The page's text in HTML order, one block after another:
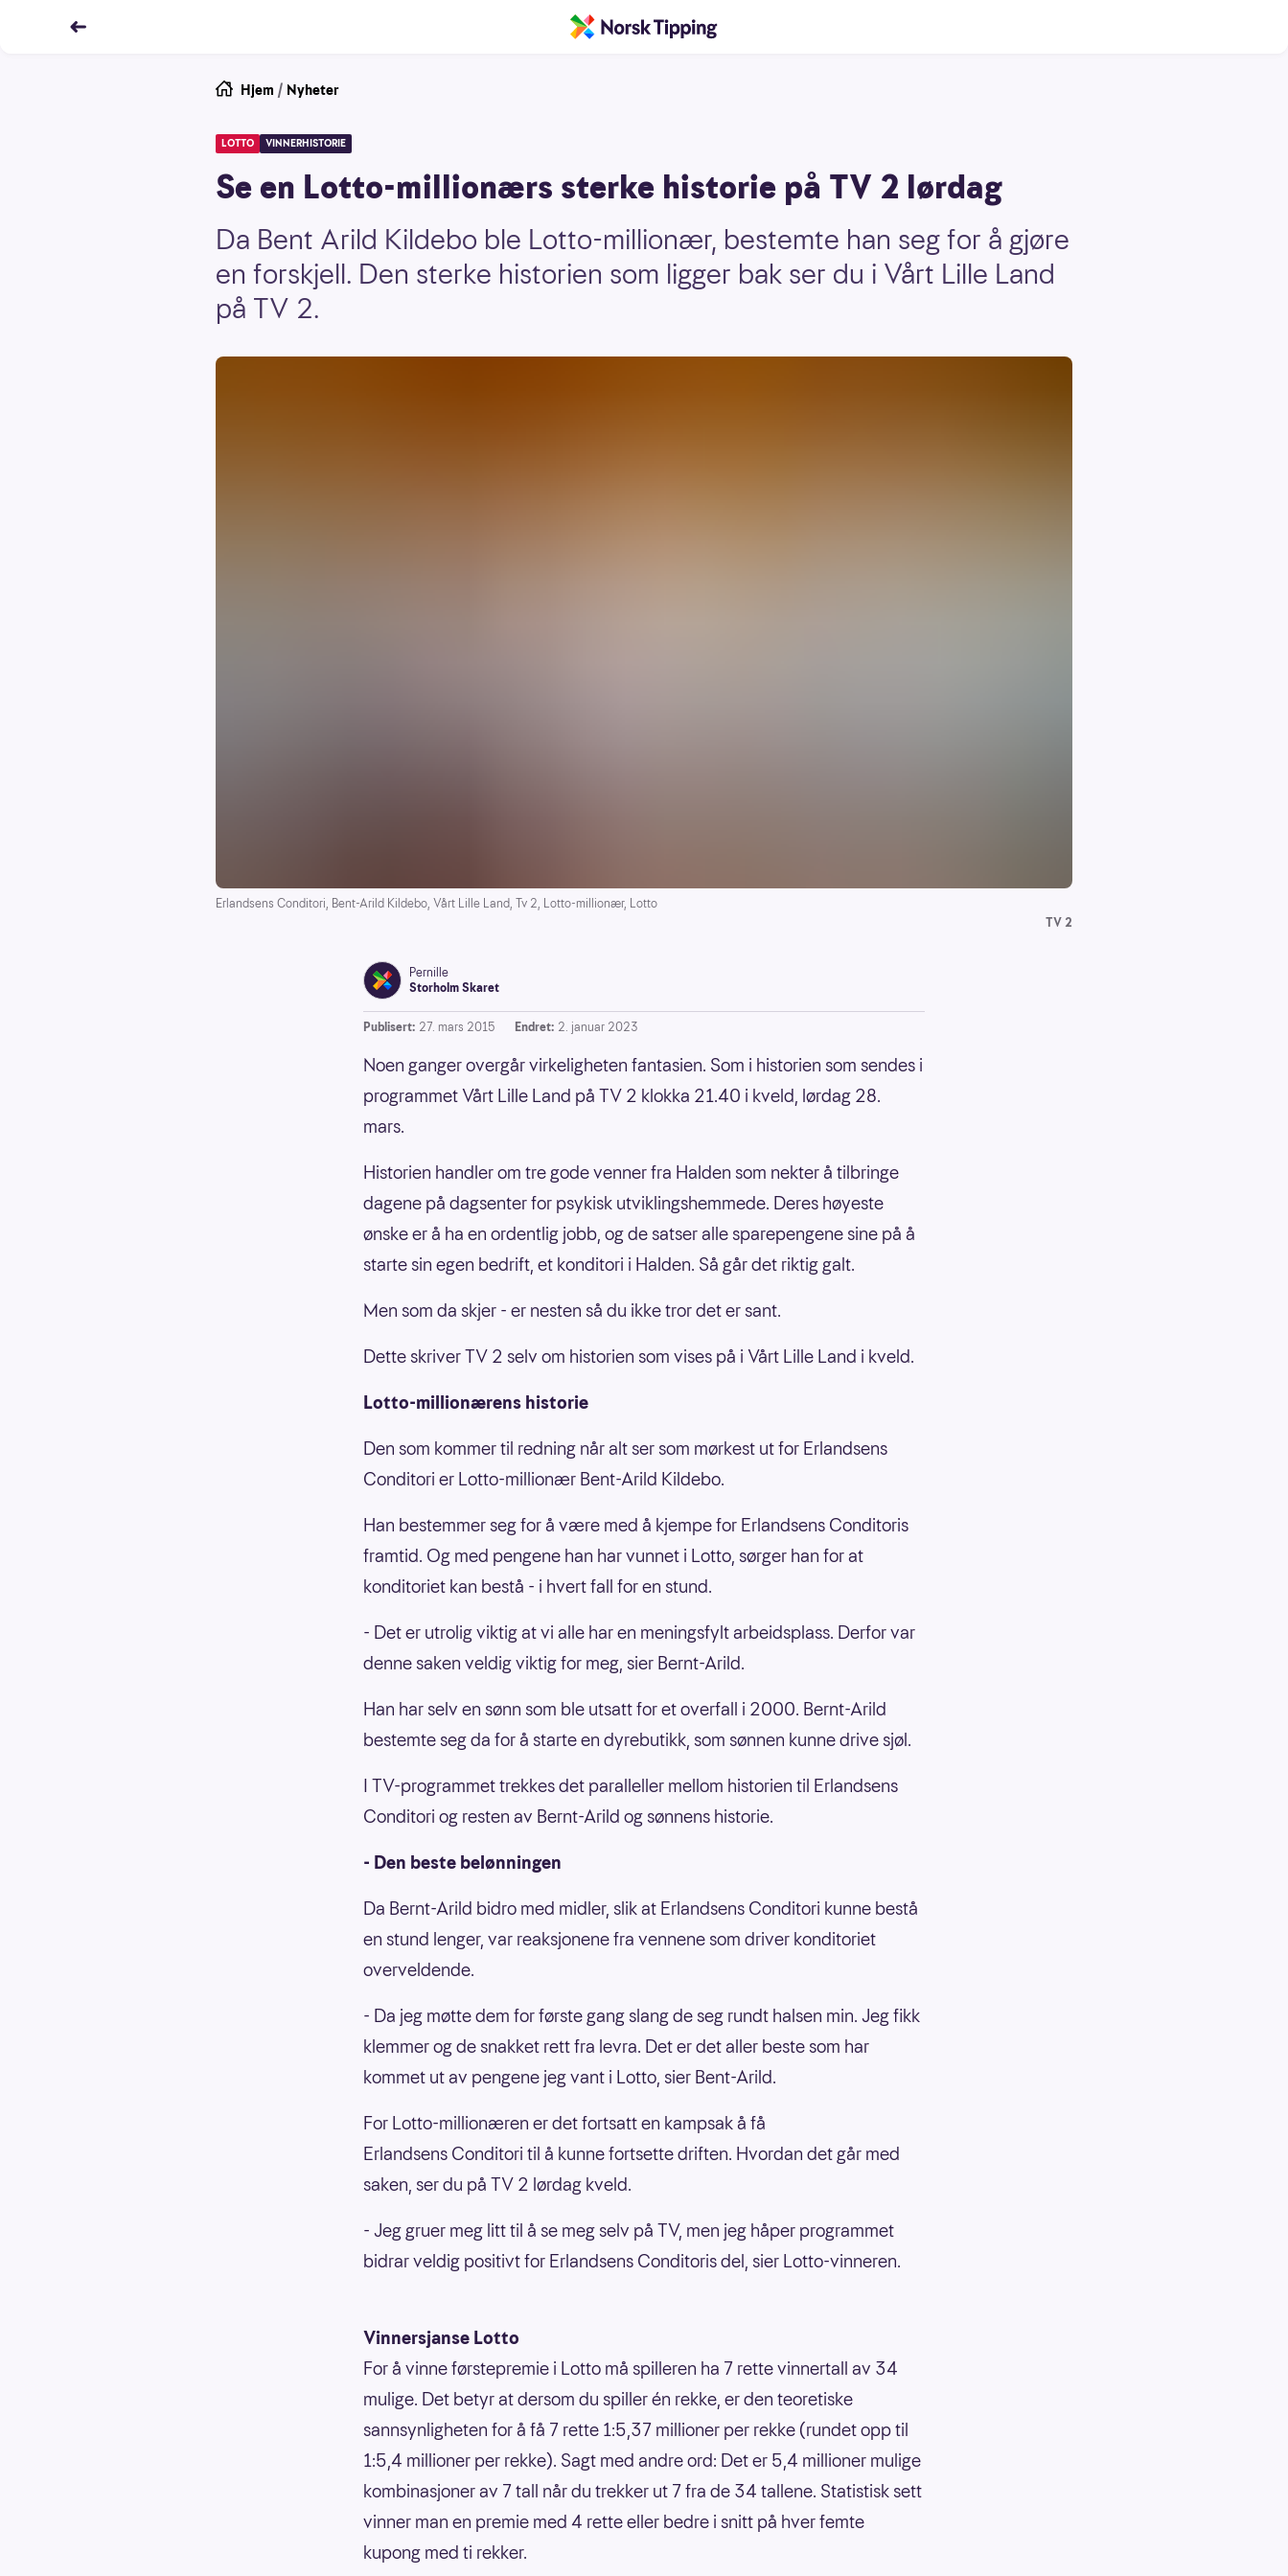
Hjem / Nyheter
LOTTO VINNERHISTORIE
Se en Lotto-millionærs sterke historie på TV 2 lørdag
Da Bent Arild Kildebo ble Lotto-millionær, bestemte han seg for å gjøre
en forskjell. Den sterke historien som ligger bak ser du i Vårt Lille Land
på TV 2.
Erlandsens Conditori, Bent-Arild Kildebo, Vårt Lille Land, Tv 2, Lotto-millionær, Lotto
TV 2
Pernille
Storholm Skaret
Publisert: 27. mars 2015 Endret: 2. januar 2023
Noen ganger overgår virkeligheten fantasien. Som i historien som sendes i
programmet Vårt Lille Land på TV 2 klokka 21.40 i kveld, lørdag 28.
mars.
Historien handler om tre gode venner fra Halden som nekter å tilbringe
dagene på dagsenter for psykisk utviklingshemmede. Deres høyeste
ønske er å ha en ordentlig jobb, og de satser alle sparepengene sine på å
starte sin egen bedrift, et konditori i Halden. Så går det riktig galt.
Men som da skjer - er nesten så du ikke tror det er sant.
Dette skriver TV 2 selv om historien som vises på i Vårt Lille Land i kveld.
Lotto-millionærens historie
Den som kommer til redning når alt ser som mørkest ut for Erlandsens
Conditori er Lotto-millionær Bent-Arild Kildebo.
Han bestemmer seg for å være med å kjempe for Erlandsens Conditoris
framtid. Og med pengene han har vunnet i Lotto, sørger han for at
konditoriet kan bestå - i hvert fall for en stund.
- Det er utrolig viktig at vi alle har en meningsfylt arbeidsplass. Derfor var
denne saken veldig viktig for meg, sier Bernt-Arild.
Han har selv en sønn som ble utsatt for et overfall i 2000. Bernt-Arild
bestemte seg da for å starte en dyrebutikk, som sønnen kunne drive sjøl.
I TV-programmet trekkes det paralleller mellom historien til Erlandsens
Conditori og resten av Bernt-Arild og sønnens historie.
- Den beste belønningen
Da Bernt-Arild bidro med midler, slik at Erlandsens Conditori kunne bestå
en stund lenger, var reaksjonene fra vennene som driver konditoriet
overveldende.
- Da jeg møtte dem for første gang slang de seg rundt halsen min. Jeg fikk
klemmer og de snakket rett fra levra. Det er det aller beste som har
kommet ut av pengene jeg vant i Lotto, sier Bent-Arild.
For Lotto-millionæren er det fortsatt en kampsak å få
Erlandsens Conditori til å kunne fortsette driften. Hvordan det går med
saken, ser du på TV 2 lørdag kveld.
- Jeg gruer meg litt til å se meg selv på TV, men jeg håper programmet
bidrar veldig positivt for Erlandsens Conditoris del, sier Lotto-vinneren.
Vinnersjanse Lotto
For å vinne førstepremie i Lotto må spilleren ha 7 rette vinnertall av 34
mulige. Det betyr at dersom du spiller én rekke, er den teoretiske
sannsynligheten for å få 7 rette 1:5,37 millioner per rekke (rundet opp til
1:5,4 millioner per rekke). Sagt med andre ord: Det er 5,4 millioner mulige
kombinasjoner av 7 tall når du trekker ut 7 fra de 34 tallene. Statistisk sett
vinner man en premie med 4 rette eller bedre i snitt på hver femte
kupong med ti rekker.